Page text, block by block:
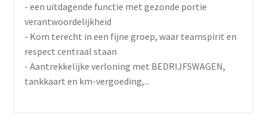
- een uitdagende functie met gezonde portie
verantwoordelijkheid
- Kom terecht in een fijne groep, waar teamspirit en
respect centraal staan
- Aantrekkelijke verloning met BEDRIJFSWAGEN,
tankkaart en km-vergoeding,...